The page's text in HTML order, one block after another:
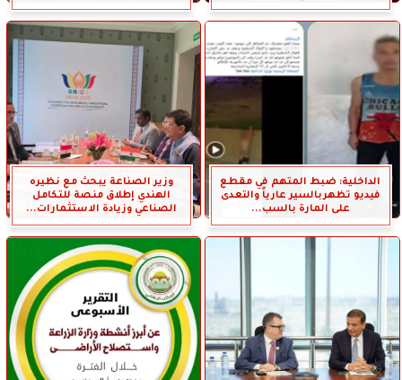
الداخلية: ضبط المتهم في مقطع
فيديو تظهربالسير عارياً والتعدى
على المارة بالسب...
وزير الصناعة يبحث مع نظيره
الهندي إطلاق منصة للتكامل
الصناعي وزيادة الاستثمارات...